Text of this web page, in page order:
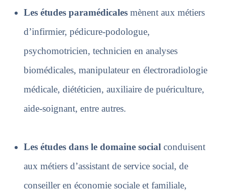
Les études paramédicales mènent aux métiers
d’infirmier, pédicure-podologue,
psychomotricien, technicien en analyses
biomédicales, manipulateur en électroradiologie
médicale, diététicien, auxiliaire de puériculture,
aide-soignant, entre autres.
Les études dans le domaine social conduisent
aux métiers d’assistant de service social, de
conseiller en économie sociale et familiale,